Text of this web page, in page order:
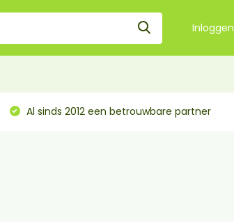
Inloggen
Al sinds 2012 een betrouwbare partner